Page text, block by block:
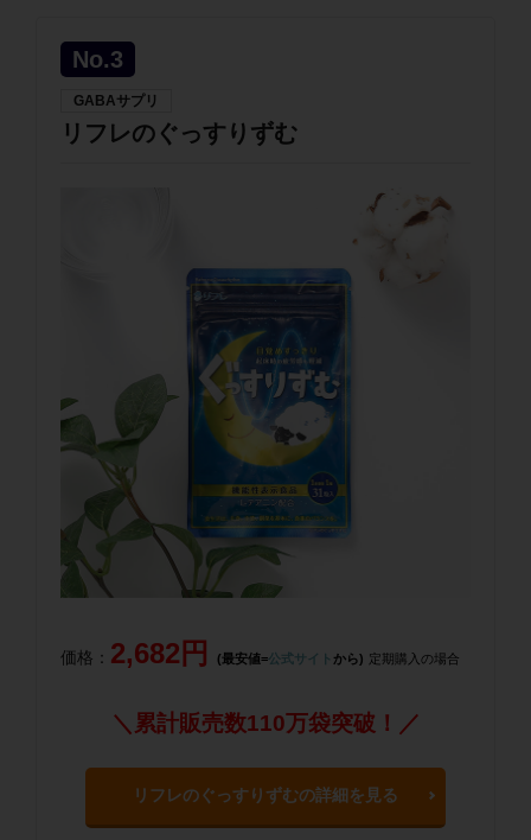
No.3
GABAサプリ
リフレのぐっすりずむ
価格： 2,682円 (最安値=公式サイト から) 定期購入の場合
＼累計販売数110万袋突破！／
リフレのぐっすりずむの詳細を見る